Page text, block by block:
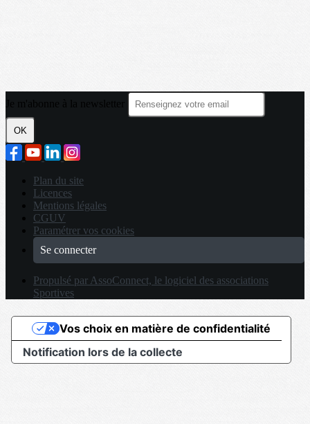
OK
Plan du site
Licences
Mentions légales
CGUV
Paramétrer vos cookies
Se connecter
Propulsé par AssoConnect, le logiciel des associations
Sportives
Notification lors de la collecte
Vos choix en matière de confidentialité